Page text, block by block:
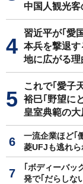
中国人観光客
習近平が｢愛
本兵を撃退
地に広がる理
これで｢愛子
裕巳｢野望に
皇室典範の大
一流企業ほど｢
菱UFJも逃れ
｢ボディーバッ
発で｢だらしな